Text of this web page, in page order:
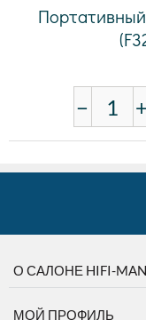
− +
О САЛОНЕ HIFI-
МОЙ ПРОФИЛЬ